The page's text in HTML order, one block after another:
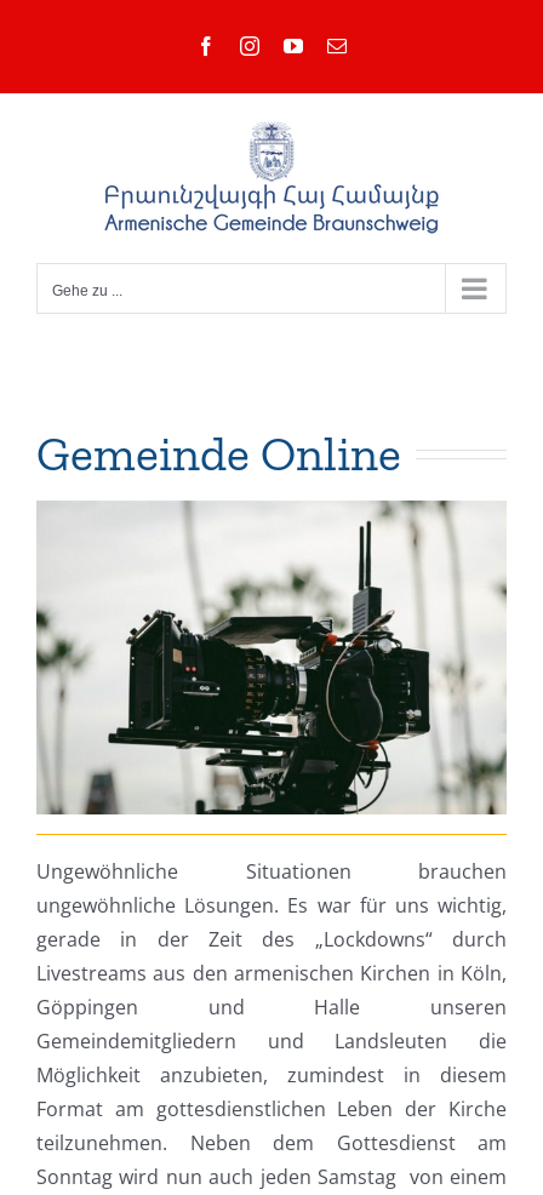
FacebookInstagramYouTube
E-
Gehe zu ...
Gemeinde Online
Ungewöhnliche Situationen brauchen
ungewöhnliche Lösungen. Es war für uns wichtig,
gerade in der Zeit des „Lockdowns“ durch
Livestreams aus den armenischen Kirchen in Köln,
Göppingen und Halle unseren
Gemeindemitgliedern und Landsleuten die
Möglichkeit anzubieten, zumindest in diesem
Format am gottesdienstlichen Leben der Kirche
teilzunehmen. Neben dem Gottesdienst am
Sonntag wird nun auch jeden Samstag von einem